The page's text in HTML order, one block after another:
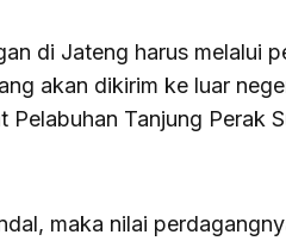
di Jateng harus melalui
akan dikirim ke luar
Tanjung Perak
maka nilai